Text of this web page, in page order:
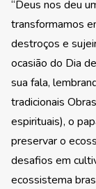
“Deus nos deu
transformamos
destroços e
ocasião do Dia
sua fala,
tradicionais
espirituais), o
preservar o
desafios em
ecossistema